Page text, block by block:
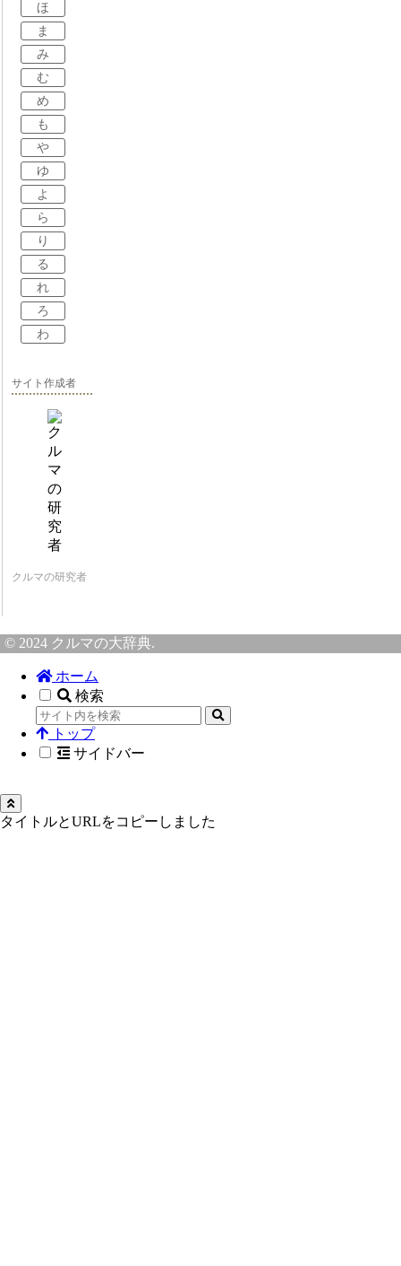
ほ
ま
み
む
め
も
や
ゆ
よ
ら
り
る
れ
ろ
わ
サイト作成者
クルマの研究者
© 2024 クルマの大辞典.
ホーム
検索
トップ
サイドバー
タイトルとURLをコピーしました